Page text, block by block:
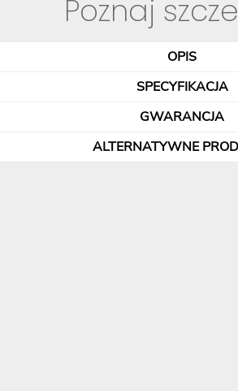
Poznaj
OPIS
SPECYFIKACJA
GWARANCJA
ALTERNATYWNE